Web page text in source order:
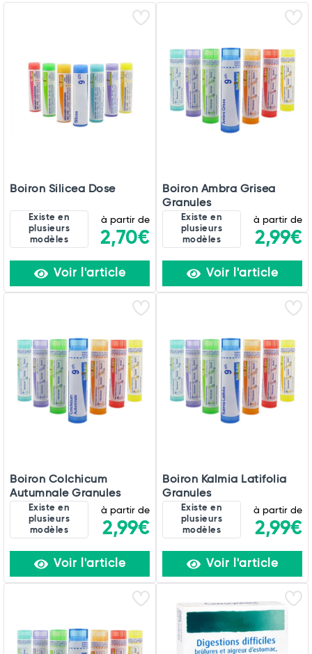
Boiron Silicea Dose
Existe en
plusieurs
modèles
à partir de
2,70€
Voir l'article
Boiron Ambra Grisea
Granules
Existe en
plusieurs
modèles
à partir de
2,99€
Voir l'article
Boiron Colchicum
Autumnale Granules
Existe en
plusieurs
modèles
à partir de
2,99€
Voir l'article
Boiron Kalmia Latifolia
Granules
Existe en
plusieurs
modèles
à partir de
2,99€
Voir l'article